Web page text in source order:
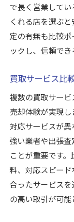
即日対応も
買取で
買取出
買取出
買取サ
買取出
安心して買
買取依
買取業
買取書
買取
で長く営業して
くれる店を選ぶ
定の有無も比較
ックし、信頼で
買取サービス比
複数の買取サー
売却体験が実現
対応サービスが
強い業者や出張
ことが重要です
料、対応スピー
合ったサービス
の高い取引が可能